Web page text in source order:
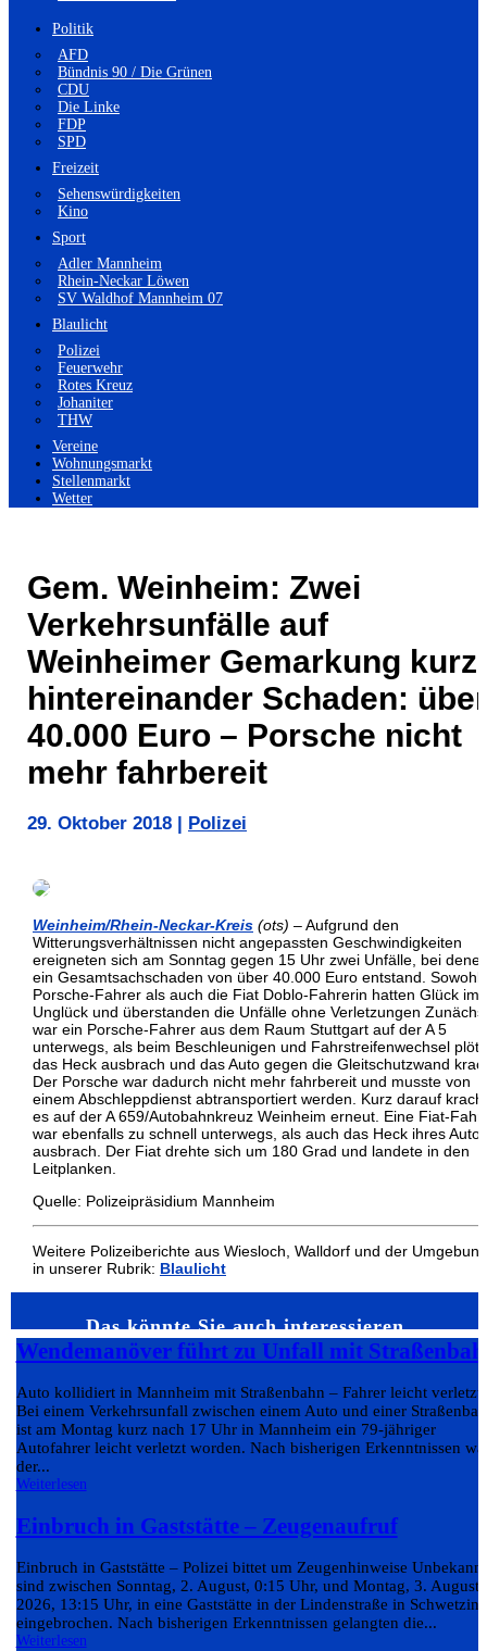
Politik
AFD
Bündnis 90 / Die Grünen
CDU
Die Linke
FDP
SPD
Freizeit
Sehenswürdigkeiten
Kino
Sport
Adler Mannheim
Rhein-Neckar Löwen
SV Waldhof Mannheim 07
Blaulicht
Polizei
Feuerwehr
Rotes Kreuz
Johaniter
THW
Vereine
Wohnungsmarkt
Stellenmarkt
Wetter
Gem. Weinheim: Zwei
Verkehrsunfälle auf
Weinheimer Gemarkung kurz
hintereinander Schaden: über
40.000 Euro – Porsche nicht
mehr fahrbereit
29. Oktober 2018 Polizei
Weinheim/Rhein-Neckar-Kreis (ots) – Aufgrund den
Witterungsverhältnissen nicht angepassten Geschwindigkeiten
ereigneten sich am Sonntag gegen 15 Uhr zwei Unfälle, bei
ein Gesamtsachschaden von über 40.000 Euro entstand. Sowohl
Porsche-Fahrer als auch die Fiat Doblo-Fahrerin hatten Glück im
Unglück und überstanden die Unfälle ohne Verletzungen
war ein Porsche-Fahrer aus dem Raum Stuttgart auf der A 5
unterwegs, als beim Beschleunigen und Fahrstreifenwechsel
das Heck ausbrach und das Auto gegen die Gleitschutzwand
Der Porsche war dadurch nicht mehr fahrbereit und musste von
einem Abschleppdienst abtransportiert werden. Kurz darauf
es auf der A 659/Autobahnkreuz Weinheim erneut. Eine Fiat-
war ebenfalls zu schnell unterwegs, als auch das Heck ihres Autos
ausbrach. Der Fiat drehte sich um 180 Grad und landete in den
Leitplanken.
Quelle: Polizeipräsidium Mannheim
Weitere Polizeiberichte aus Wiesloch, Walldorf und der Umgebung
in unserer Rubrik: Blaulicht
Das könnte Sie auch interessieren…
Wendemanöver führt zu Unfall mit
Auto kollidiert in Mannheim mit Straßenbahn – Fahrer leicht verletzt
Bei einem Verkehrsunfall zwischen einem Auto und einer
ist am Montag kurz nach 17 Uhr in Mannheim ein 79-jähriger
Autofahrer leicht verletzt worden. Nach bisherigen Erkenntnissen
der...
Weiterlesen
Einbruch in Gaststätte – Zeugenaufruf
Einbruch in Gaststätte – Polizei bittet um Zeugenhinweise
sind zwischen Sonntag, 2. August, 0:15 Uhr, und Montag, 3. August
2026, 13:15 Uhr, in eine Gaststätte in der Lindenstraße in
eingebrochen. Nach bisherigen Erkenntnissen gelangten die...
Weiterlesen